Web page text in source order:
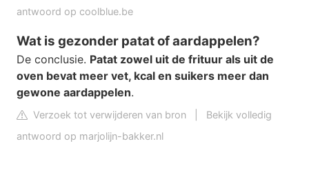
antwoord op coolblue.be
Wat is gezonder patat of aardappelen?
De conclusie. Patat zowel uit de frituur als uit de
oven bevat meer vet, kcal en suikers meer dan
gewone aardappelen.
Verzoek tot verwijderen van bron
Bekijk volledig
antwoord op marjolijn-bakker.nl